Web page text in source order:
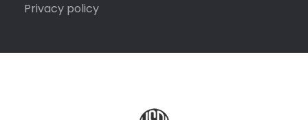
Privacy policy